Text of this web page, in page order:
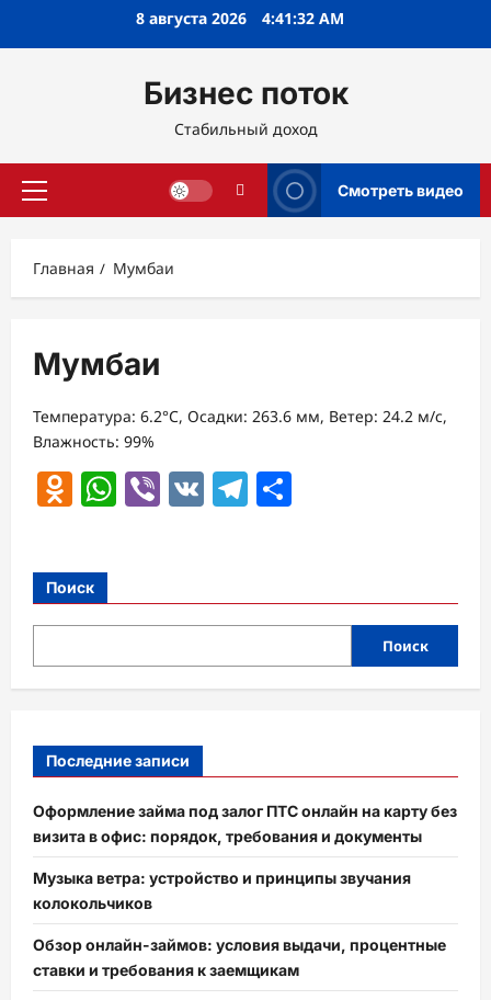
8 августа 2026 4:41:32 AM
Бизнес поток
Стабильный доход
Основное
Смотреть видео
Главная Мумбаи
Мумбаи
Температура: 6.2°C, Осадки: 263.6 мм, Ветер: 24.2 м/с,
Влажность: 99%
Odnoklassniki
WhatsApp
Viber
VK Telegram
Поиск
Поиск
Последние записи
Оформление займа под залог ПТС онлайн на карту без
визита в офис: порядок, требования и документы
Музыка ветра: устройство и принципы звучания
колокольчиков
Обзор онлайн-займов: условия выдачи, процентные
ставки и требования к заемщикам